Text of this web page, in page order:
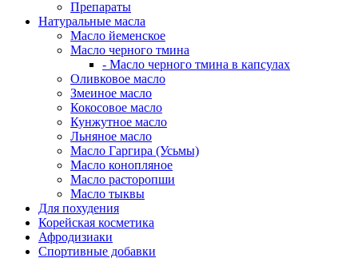
Препараты
Натуральные масла
Масло йеменское
Масло черного тмина
- Масло черного тмина в капсулах
Оливковое масло
Змеиное масло
Кокосовое масло
Кунжутное масло
Льняное масло
Масло Гаргира (Усьмы)
Масло конопляное
Масло расторопши
Масло тыквы
Для похудения
Корейская косметика
Афродизиаки
Спортивные добавки